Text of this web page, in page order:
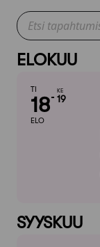
ELOKUU
TI
18
ELO
KE
19
SYYSKUU